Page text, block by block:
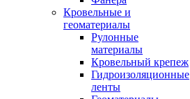
Кровельные и
геоматериалы
Рулонные
материалы
Кровельный крепеж
Гидроизоляционные
ленты